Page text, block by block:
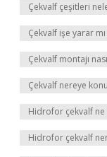
Çekvalf çeşitleri
Çekvalf işe yarar mı
Çekvalf montajı
Çekvalf nereye
Hidrofor çekvalf ne
Hidrofor çekvalf